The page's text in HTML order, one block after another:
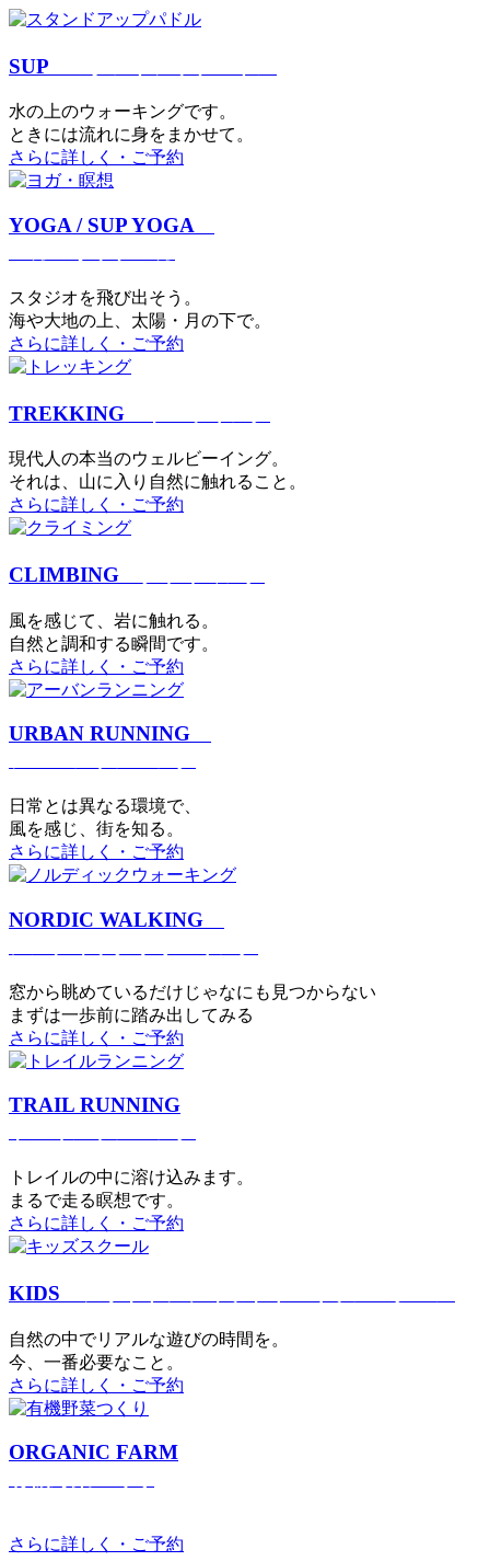
SUP
⽔の上のウォーキングです。
ときには流れに身をまかせて。
さらに詳しく・ご予約
YOGA / SUP YOGA
スタジオを⾶び出そう。
海や大地の上、太陽・⽉の下で。
さらに詳しく・ご予約
TREKKING
現代⼈の本当のウェルビーイング。
それは、⼭に⼊り⾃然に触れること。
さらに詳しく・ご予約
CLIMBING
⾵を感じて、岩に触れる。
⾃然と調和する瞬間です。
さらに詳しく・ご予約
URBAN RUNNING
日常とは異なる環境で、
風を感じ、街を知る。
さらに詳しく・ご予約
NORDIC WALKING
窓から眺めているだけじゃなにも見つからない
まずは一歩前に踏み出してみる
さらに詳しく・ご予約
TRAIL RUNNING
トレイルの中に溶け込みます。
まるで⾛る瞑想です。
さらに詳しく・ご予約
KIDS
⾃然の中でリアルな遊びの時間を。
今、⼀番必要なこと。
さらに詳しく・ご予約
ORGANIC FARM
さらに詳しく・ご予約